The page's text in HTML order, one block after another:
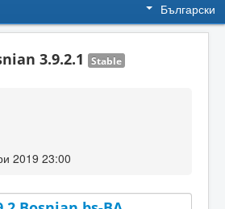
Български
3.9.2.1 Stable
2019 23:00